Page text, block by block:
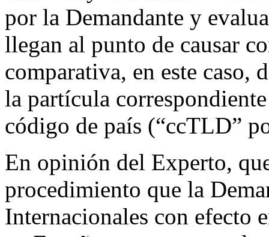
por la Demandante y
llegan al punto de causar
comparativa, en este caso,
la partícula
código de país (“ccTLD”
En opinión del Experto,
procedimiento que la
Internacionales con efecto